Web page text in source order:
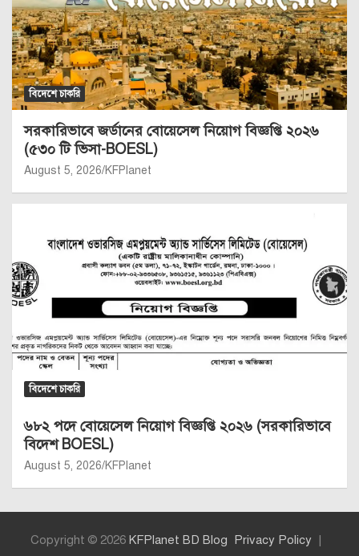
বিদেশে চাকরি
সরকারিভাবে জর্ডানের বোয়েসেল নিয়োগ বিজ্ঞপ্তি ২০২৬
(৫৩০ টি ভিসা-BOESL)
August 5, 2026 KFPlanet
বিদেশে চাকরি
৬৮২ পদে বোয়েসেল নিয়োগ বিজ্ঞপ্তি ২০২৬ (সরকারিভাবে
বিদেশ BOESL)
August 5, 2026 KFPlanet
Copyright © 2026 KFPlanet BD Blog Privacy Policy